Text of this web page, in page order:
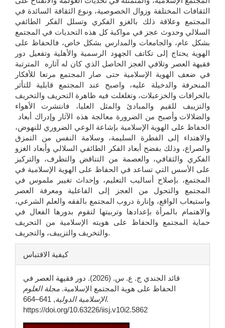
الثقافات المختلفة وزوال الخصوصية، ونوع الثقافة السائدة في
المجتمع وعلاقة ذلك بالغزو الفكري وتسلل الفكر الطائفي
السلالي وحدوث عجز في مواكبة كل هذه التحديات في المجتمع
بشكل عام، والجامعات والمدارس بشكل خاص، فالحفاظ على
الهوية يحتاج إلى تكاتف الجهود الرسمية والأهلية وتفعيل دور
فقيهة العصر وتلافي العجز الحاصل الذي كان له آثاره المترتبة
في ضعف الهوية الإسلامية حتى صار المجتمع مرتعا للأفكار
المنحرفة والدخيلة عليه، واصبح عند المجتمع قابلية للتأثر
بالخرافات والخزعبلات، وتغلغلت فيه ظاهرة التحريف والتخريف
والتزييف للقيم والمبادئ والمثل العليا، فانتشرت الأهواء
والضلالات وأصبح من الضرورة معالجة هذه الآثار وإدراك أبعاد
الحفاظ على الهوية الإسلامية بإشاعة الوعي الضروري للنهوض،
والاهتداء إلى الفطرة السليمة، وسلامة النفس من التمزق
والصراع، وذلك بفضح أبعاد الفكر الطائفي السلالي وأبعاد الغزو
الفكري والثقافي، والعصمة من التناقض والتطرف، والتركيز
على الأسس التي تساعد في الحفاظ على الهوية الإسلامية في
المجتمع، بإصلاح أساليب التعليم، وإحداث تغيير ملموس في
المجتمع والتحول من العجز إلى الفاعلية ومعرفة العصر
واستيعاب الواقع، وإنارة دروب المجتمع بالفقه والعلم الشرعي،
والاهتمام بالمرأة بإعدادها وتربيتها لتقوم بدورها الفعال في
حماية المجتمع والحفاظ على هويته الإسلامية من التحريف
والتخريف والتزييف، والتجريف.
تفاصيل
المقالة
كيفية الاقتباس
قائد الجندي ج. ع. س. (2026). دور فقيهة العصر في
الحفاظ على هوية المجتمع الإسلامية. مجلة العلوم
الإسلامية الدولية
, 641–664.
https://doi.org/10.63226/iisj.v10i2.5862